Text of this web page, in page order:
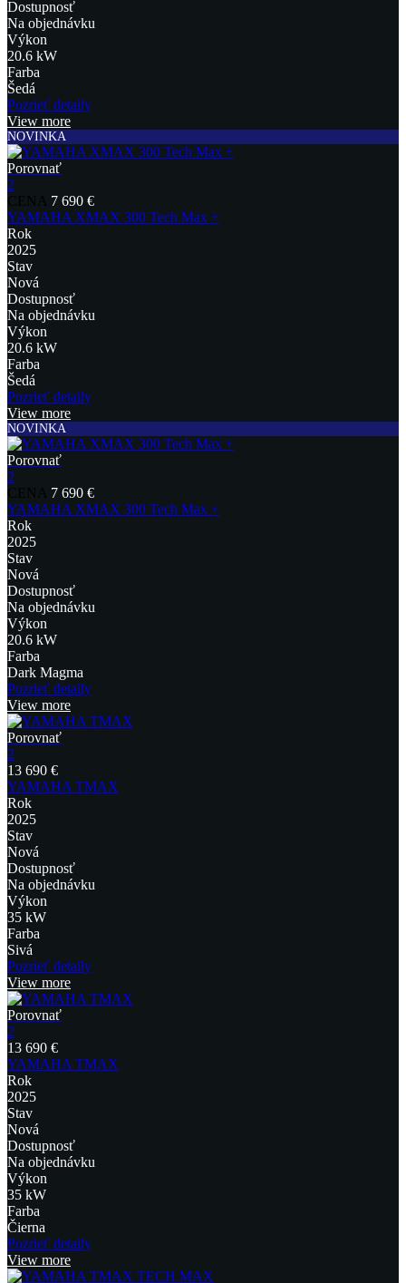
Dostupnosť
Na objednávku
Výkon
20.6 kW
Farba
Šedá
Pozrieť detaily
View more
NOVINKA
Porovnať
2
7 690 €
YAMAHA XMAX 300 Tech Max +
Rok
2025
Stav
Nová
Dostupnosť
Na objednávku
Výkon
20.6 kW
Farba
Šedá
Pozrieť detaily
View more
NOVINKA
Porovnať
2
7 690 €
YAMAHA XMAX 300 Tech Max +
Rok
2025
Stav
Nová
Dostupnosť
Na objednávku
Výkon
20.6 kW
Farba
Dark Magma
Pozrieť detaily
View more
Porovnať
2
13 690 €
YAMAHA TMAX
Rok
2025
Stav
Nová
Dostupnosť
Na objednávku
Výkon
35 kW
Farba
Sivá
Pozrieť detaily
View more
Porovnať
2
13 690 €
YAMAHA TMAX
Rok
2025
Stav
Nová
Dostupnosť
Na objednávku
Výkon
35 kW
Farba
Čierna
Pozrieť detaily
View more